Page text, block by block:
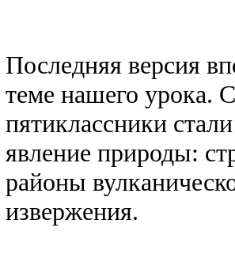
Последняя версия
теме нашего урока.
пятиклассники
явление природы:
районы
извержения.